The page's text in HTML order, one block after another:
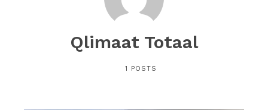
Qlimaat Totaal
1 POSTS